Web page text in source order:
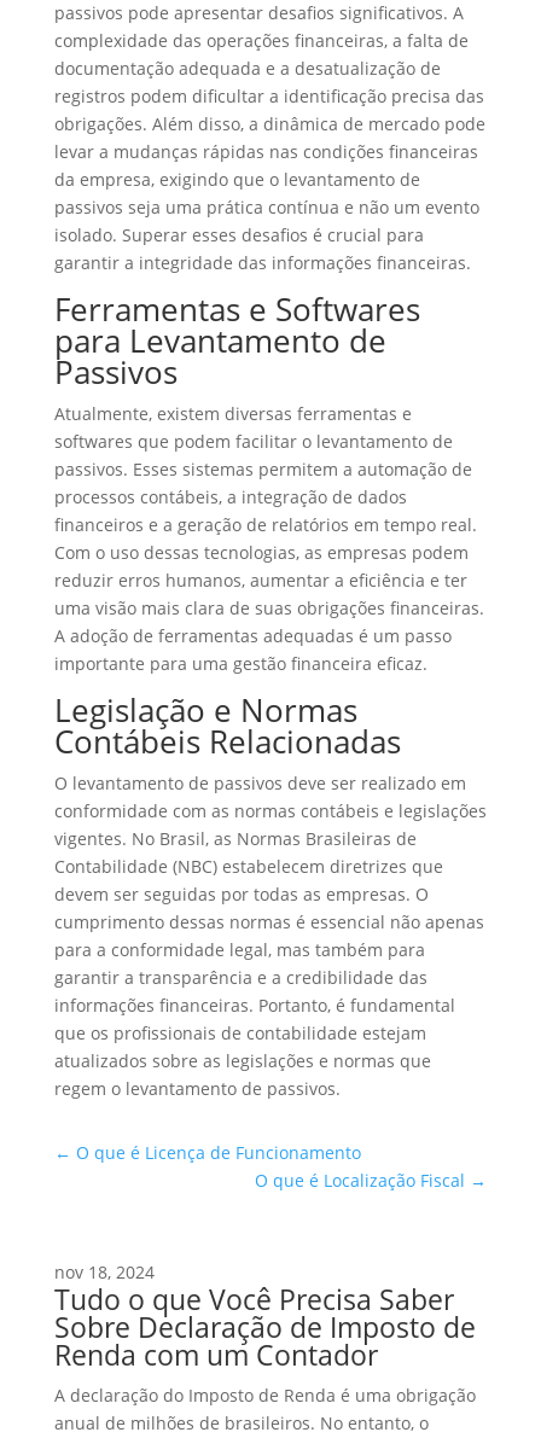
passivos pode apresentar desafios significativos. A
complexidade das operações financeiras, a falta de
documentação adequada e a desatualização de
registros podem dificultar a identificação precisa das
obrigações. Além disso, a dinâmica de mercado pode
levar a mudanças rápidas nas condições financeiras
da empresa, exigindo que o levantamento de
passivos seja uma prática contínua e não um evento
isolado. Superar esses desafios é crucial para
garantir a integridade das informações financeiras.
Ferramentas e Softwares
para Levantamento de
Passivos
Atualmente, existem diversas ferramentas e
softwares que podem facilitar o levantamento de
passivos. Esses sistemas permitem a automação de
processos contábeis, a integração de dados
financeiros e a geração de relatórios em tempo real.
Com o uso dessas tecnologias, as empresas podem
reduzir erros humanos, aumentar a eficiência e ter
uma visão mais clara de suas obrigações financeiras.
A adoção de ferramentas adequadas é um passo
importante para uma gestão financeira eficaz.
Legislação e Normas
Contábeis Relacionadas
O levantamento de passivos deve ser realizado em
conformidade com as normas contábeis e legislações
vigentes. No Brasil, as Normas Brasileiras de
Contabilidade (NBC) estabelecem diretrizes que
devem ser seguidas por todas as empresas. O
cumprimento dessas normas é essencial não apenas
para a conformidade legal, mas também para
garantir a transparência e a credibilidade das
informações financeiras. Portanto, é fundamental
que os profissionais de contabilidade estejam
atualizados sobre as legislações e normas que
regem o levantamento de passivos.
← O que é Licença de Funcionamento
O que é Localização Fiscal →
nov 18, 2024
Tudo o que Você Precisa Saber
Sobre Declaração de Imposto de
Renda com um Contador
A declaração do Imposto de Renda é uma obrigação
anual de milhões de brasileiros. No entanto, o